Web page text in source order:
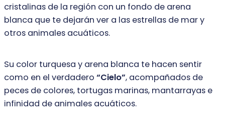
cristalinas de la región con un fondo de arena
blanca que te dejarán ver a las estrellas de mar y
otros animales acuáticos.
Su color turquesa y arena blanca te hacen sentir
como en el verdadero “Cielo”, acompañados de
peces de colores, tortugas marinas, mantarrayas e
infinidad de animales acuáticos.